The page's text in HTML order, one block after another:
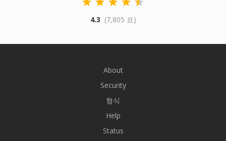
4.3 (7,805 표)
About
Security
형식
Help
Status